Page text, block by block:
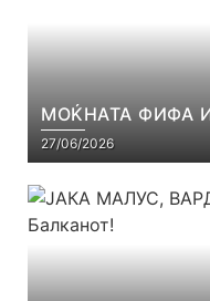
МОЌНАТА ФИФА
27/06/2026